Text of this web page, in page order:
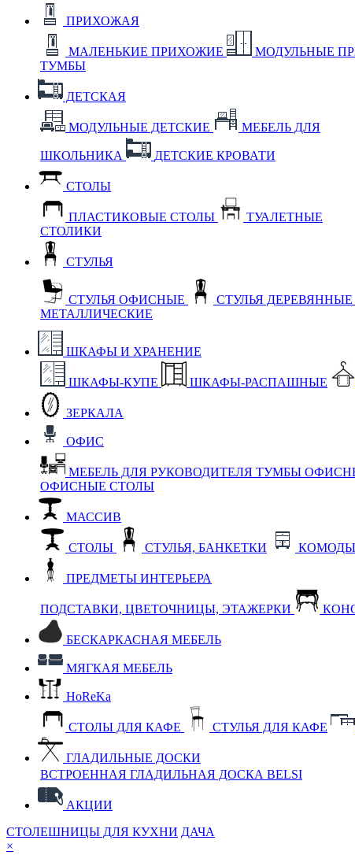
ПРИХОЖАЯ
МАЛЕНЬКИЕ ПРИХОЖИЕ МОДУЛЬНЫЕ
ТУМБЫ
ДЕТСКАЯ
МОДУЛЬНЫЕ ДЕТСКИЕ МЕБЕЛЬ ДЛЯ
ШКОЛЬНИКА ДЕТСКИЕ КРОВАТИ
СТОЛЫ
ПЛАСТИКОВЫЕ СТОЛЫ
ТУАЛЕТНЫЕ
СТОЛИКИ
СТУЛЬЯ
СТУЛЬЯ ОФИСНЫЕ СТУЛЬЯ ДЕРЕВЯННЫЕ
МЕТАЛЛИЧЕСКИЕ
ШКАФЫ И ХРАНЕНИЕ
ШКАФЫ-КУПЕ ШКАФЫ-РАСПАШНЫЕ
ЗЕРКАЛА
ОФИС
МЕБЕЛЬ ДЛЯ РУКОВОДИТЕЛЯ ТУМБЫ
ОФИСНЫЕ СТОЛЫ
МАССИВ
СТОЛЫ СТУЛЬЯ, БАНКЕТКИ
ПРЕДМЕТЫ ИНТЕРЬЕРА
ПОДСТАВКИ, ЦВЕТОЧНИЦЫ, ЭТАЖЕРКИ
БЕСКАРКАСНАЯ МЕБЕЛЬ
МЯГКАЯ МЕБЕЛЬ
HoReKa
СТОЛЫ ДЛЯ КАФЕ СТУЛЬЯ ДЛЯ КАФЕ
ГЛАДИЛЬНЫЕ ДОСКИ
ВСТРОЕННАЯ ГЛАДИЛЬНАЯ ДОСКА BELSI
АКЦИИ
СТОЛЕШНИЦЫ ДЛЯ КУХНИ ДАЧА
×